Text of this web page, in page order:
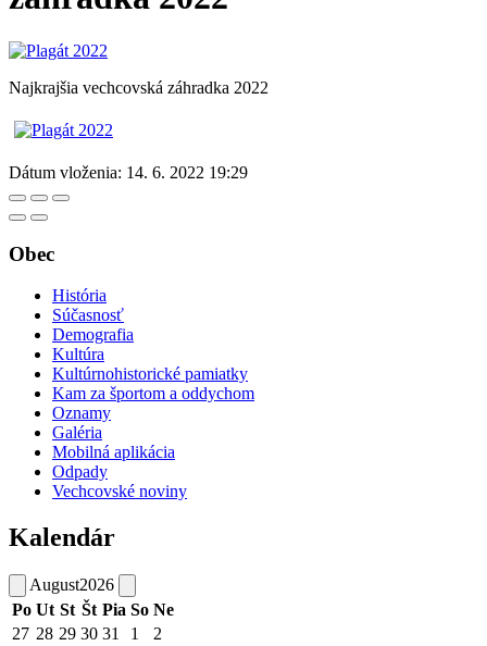
Najkrajšia vechcovská záhradka 2022
Dátum vloženia: 14. 6. 2022 19:29
Obec
História
Súčasnosť
Demografia
Kultúra
Kultúrnohistorické pamiatky
Kam za športom a oddychom
Oznamy
Galéria
Mobilná aplikácia
Odpady
Vechcovské noviny
Kalendár
August2026
Po Ut St Št Pia So Ne
27 28 29 30 31 1
2